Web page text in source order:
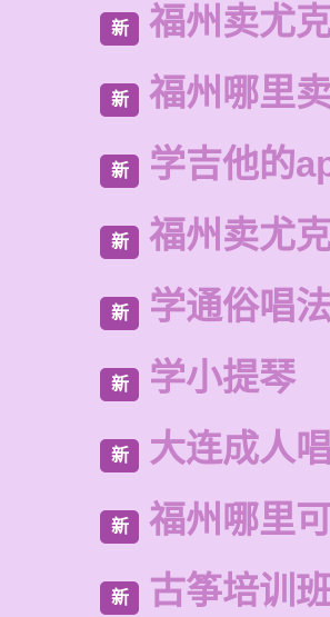
新 福州卖尤
新 福州哪里
新 学吉他的
新 福州卖尤
新 学通俗唱
新 学小提琴
新 大连成人
新 福州哪里
新 古筝培训